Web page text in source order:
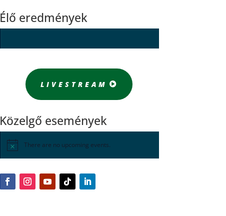
Élő eredmények
LIVESTREAM
Közelgő események
There are no upcoming events.